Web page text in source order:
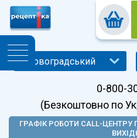
0-800-
(Безкоштовно по
ГРАФІК РОБОТИ CALL-ЦЕНТРУ